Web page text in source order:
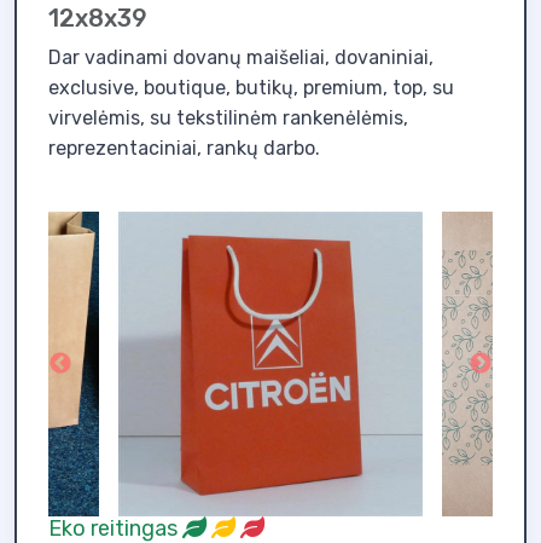
12x8x39
Dar vadinami dovanų maišeliai, dovaniniai,
exclusive, boutique, butikų, premium, top, su
virvelėmis, su tekstilinėm rankenėlėmis,
reprezentaciniai, rankų darbo.
Eko reitingas